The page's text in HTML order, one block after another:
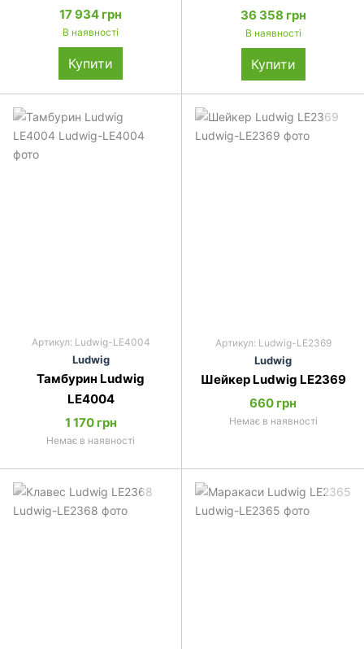
17 934 грн
В наявності
Купити
36 358 грн
В наявності
Купити
Артикул: Ludwig-LE4004
Ludwig
Тамбурин Ludwig
LE4004
1 170 грн
Немає в наявності
Артикул: Ludwig-LE2369
Ludwig
Шейкер Ludwig LE2369
660 грн
Немає в наявності